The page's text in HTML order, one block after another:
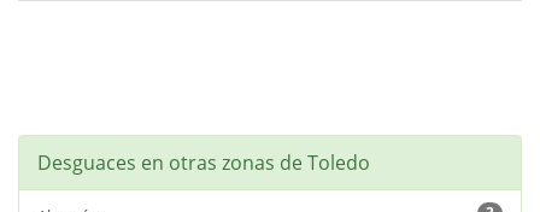
Desguaces en otras zonas de Toledo